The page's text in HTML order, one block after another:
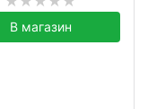
В магазин